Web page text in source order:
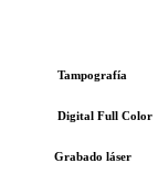
Tampografía
Digital Full Color
Grabado láser